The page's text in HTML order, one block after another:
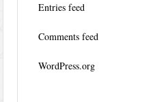
Entries feed
Comments feed
WordPress.org